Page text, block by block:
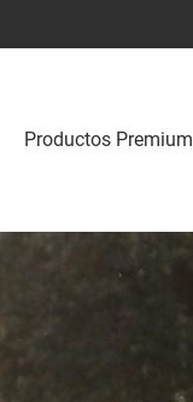
Productos Premium